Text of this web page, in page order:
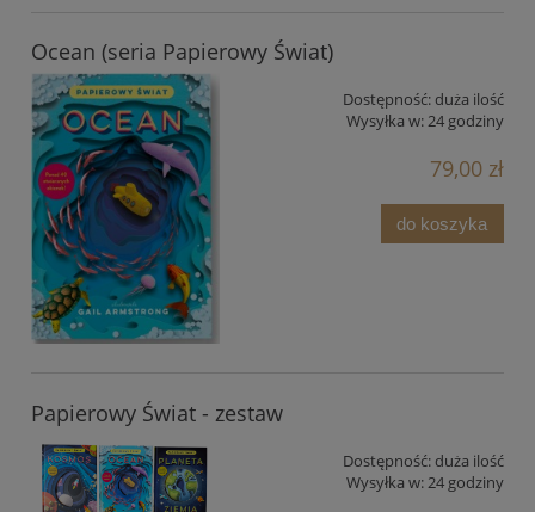
Ocean (seria Papierowy Świat)
Dostępność: duża ilość
Wysyłka w:24 godziny
79,00 zł
do koszyka
Papierowy Świat - zestaw
Dostępność: duża ilość
Wysyłka w:24 godziny